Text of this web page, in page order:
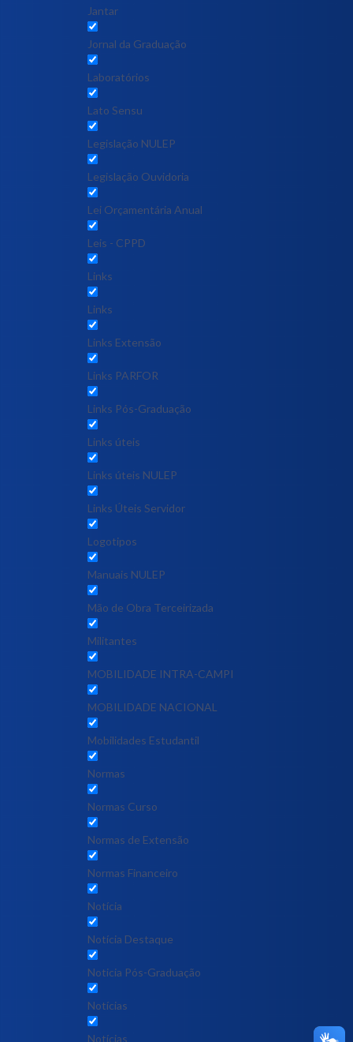
Jantar
Jornal da Graduação
Laboratórios
Lato Sensu
Legislação NULEP
Legislação Ouvidoria
Lei Orçamentária Anual
Leis - CPPD
Links
Links
Links Extensão
Links PARFOR
Links Pós-Graduação
Links úteis
Links úteis NULEP
Links Úteis Servidor
Logotipos
Manuais NULEP
Mão de Obra Terceirizada
Militantes
MOBILIDADE INTRA-CAMPI
MOBILIDADE NACIONAL
Mobilidades Estudantil
Normas
Normas Curso
Normas de Extensão
Normas Financeiro
Notícia
Notícia Destaque
Noticia Pós-Graduação
Notícias
Notícias